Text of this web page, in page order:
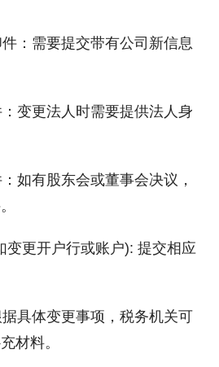
：需要提交带有公司新信息
变更法人时需要提供法人身
如有股东会或董事会决议，
变更开户行或账户): 提交相应
具体变更事项，税务机关可
材料。